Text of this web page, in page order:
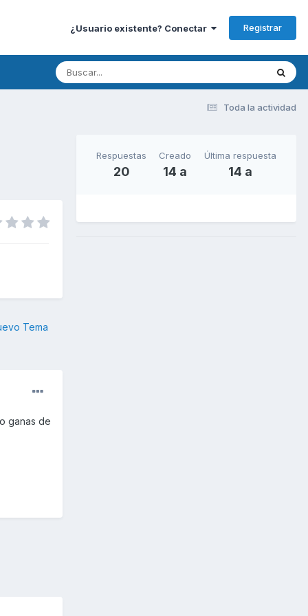
¿Usuario existente? Conectar Registrar
Toda la actividad
Tema
ganas de
Respuestas
20
Creado
14 a
Última respuesta
14 a